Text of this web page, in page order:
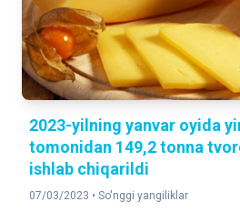
2023-yilning yanvar oyida
tomonidan 149,2 tonna
ishlab chiqarildi
07/03/2023 • So'nggi yangiliklar